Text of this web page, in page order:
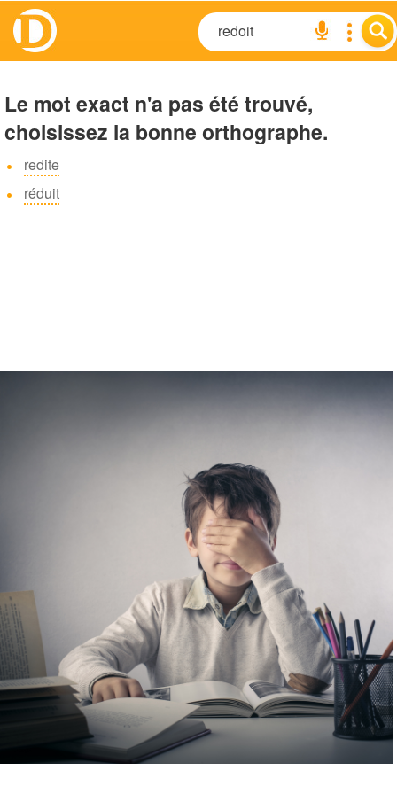
Le mot exact n'a pas été trouvé,
choisissez la bonne orthographe.
redite
réduit